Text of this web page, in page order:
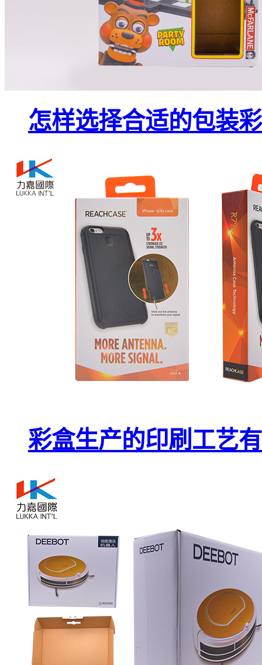
怎样选择合适的包装
彩盒生产的印刷工艺